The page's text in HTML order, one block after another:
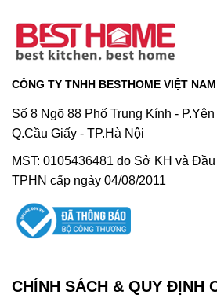
CÔNG TY TNHH BESTHOME VIỆT NAM
Số 8 Ngõ 88 Phố Trung Kính -
Q.Cầu Giấy - TP.Hà Nội
MST: 0105436481 do Sở KH và
TPHN cấp ngày 04/08/2011
CHÍNH SÁCH & QUY ĐỊNH